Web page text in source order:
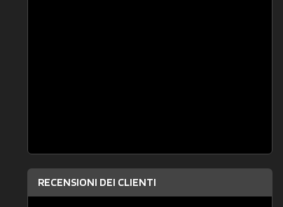
RECENSIONI DEI CLIENTI